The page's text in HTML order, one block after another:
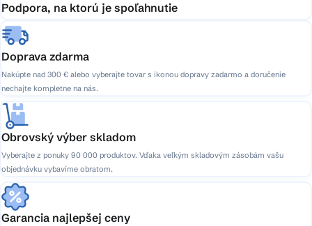
Podpora, na ktorú je spoľahnutie
Doprava zdarma
Nakúpte nad 300 € alebo vyberajte tovar s ikonou dopravy zadarmo a doručenie
nechajte kompletne na nás.
Obrovský výber skladom
Vyberajte z ponuky 90 000 produktov. Vďaka veľkým skladovým zásobám vašu
objednávku vybavíme obratom.
Garancia najlepšej ceny